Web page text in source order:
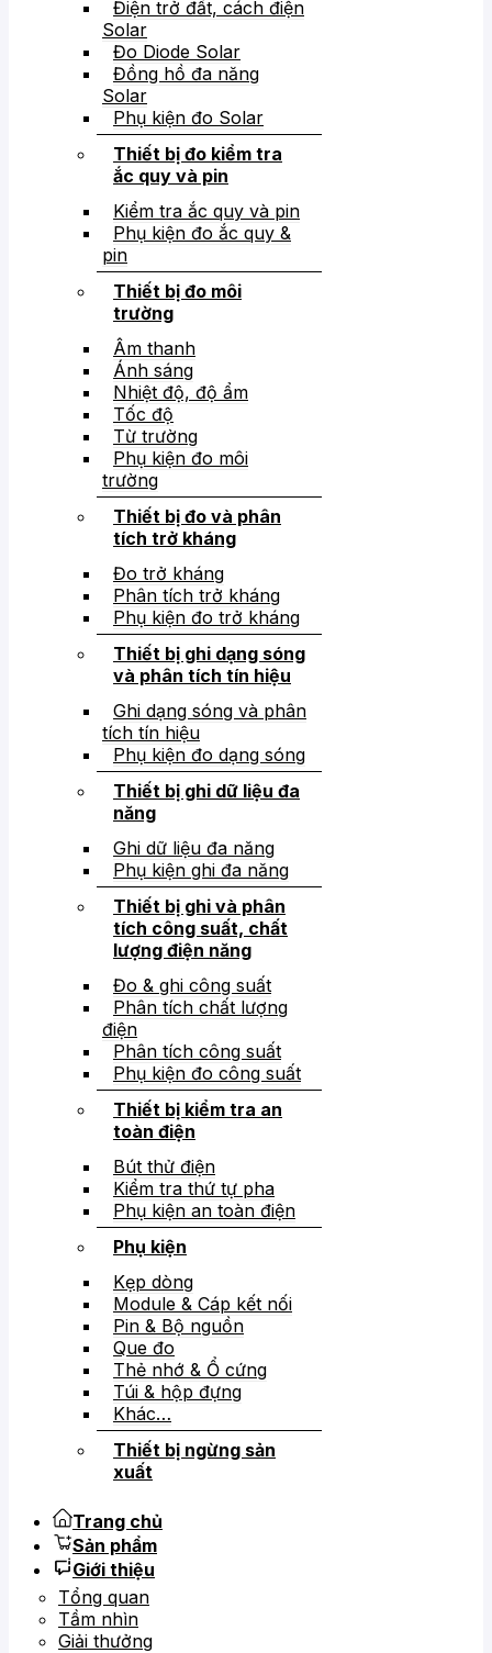
Điện trở đất, cách điện
Solar
Đo Diode Solar
Đồng hồ đa năng
Solar
Phụ kiện đo Solar
Thiết bị đo kiểm tra
ắc quy và pin
Kiểm tra ắc quy và pin
Phụ kiện đo ắc quy &
pin
Thiết bị đo môi
trường
Âm thanh
Ánh sáng
Nhiệt độ, độ ẩm
Tốc độ
Từ trường
Phụ kiện đo môi
trường
Thiết bị đo và phân
tích trở kháng
Đo trở kháng
Phân tích trở kháng
Phụ kiện đo trở kháng
Thiết bị ghi dạng sóng
và phân tích tín hiệu
Ghi dạng sóng và phân
tích tín hiệu
Phụ kiện đo dạng sóng
Thiết bị ghi dữ liệu đa
năng
Ghi dữ liệu đa năng
Phụ kiện ghi đa năng
Thiết bị ghi và phân
tích công suất, chất
lượng điện năng
Đo & ghi công suất
Phân tích chất lượng
điện
Phân tích công suất
Phụ kiện đo công suất
Thiết bị kiểm tra an
toàn điện
Bút thử điện
Kiểm tra thứ tự pha
Phụ kiện an toàn điện
Phụ kiện
Kẹp dòng
Module & Cáp kết nối
Pin & Bộ nguồn
Que đo
Thẻ nhớ & Ổ cứng
Túi & hộp đựng
Khác…
Thiết bị ngừng sản
xuất
Trang chủ
Sản phẩm
Giới thiệu
Tổng quan
Tầm nhìn
Giải thưởng